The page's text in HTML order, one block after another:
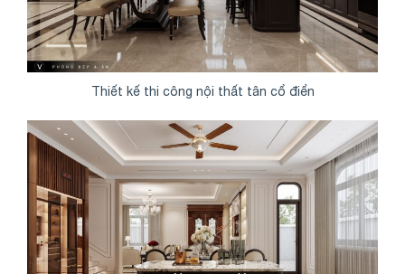
Thiết kế thi công nội thất tân cổ điển